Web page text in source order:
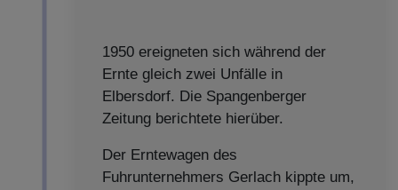
1950 ereigneten sich während der
Ernte gleich zwei Unfälle in
Elbersdorf. Die Spangenberger
Zeitung berichtete hierüber.
Der Erntewagen des
Fuhrunternehmers Gerlach kippte um,